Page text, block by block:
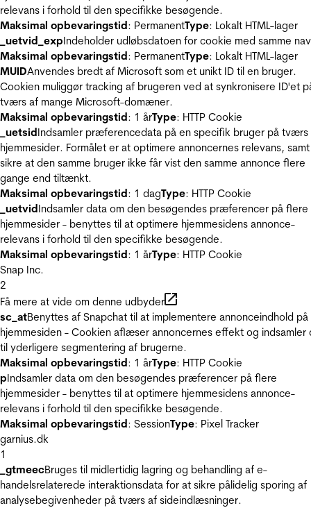
relevans i forhold til den specifikke besøgende.
Maksimal opbevaringstid: PermanentType: Lokalt HTML-lager
_uetvid_expIndeholder udløbsdatoen for cookie med samme
Maksimal opbevaringstid: PermanentType: Lokalt HTML-lager
MUIDAnvendes bredt af Microsoft som et unikt ID til en bruger.
Cookien muliggør tracking af brugeren ved at synkronisere ID'et
tværs af mange Microsoft-domæner.
Maksimal opbevaringstid: 1 årType: HTTP Cookie
_uetsidIndsamler præferencedata på en specifik bruger på tværs
hjemmesider. Formålet er at optimere annoncernes relevans, samt
sikre at den samme bruger ikke får vist den samme annonce flere
gange end tiltænkt.
Maksimal opbevaringstid: 1 dagType: HTTP Cookie
_uetvidIndsamler data om den besøgendes præferencer på flere
hjemmesider - benyttes til at optimere hjemmesidens annonce-
relevans i forhold til den specifikke besøgende.
Maksimal opbevaringstid: 1 årType: HTTP Cookie
Snap Inc.
2
Få mere at vide om denne udbyder
sc_atBenyttes af Snapchat til at implementere annonceindhold på
hjemmesiden - Cookien aflæser annoncernes effekt og indsamler
til yderligere segmentering af brugerne.
Maksimal opbevaringstid: 1 årType: HTTP Cookie
pIndsamler data om den besøgendes præferencer på flere
hjemmesider - benyttes til at optimere hjemmesidens annonce-
relevans i forhold til den specifikke besøgende.
Maksimal opbevaringstid: SessionType: Pixel Tracker
garnius.dk
1
_gtmeecBruges til midlertidig lagring og behandling af e-
handelsrelaterede interaktionsdata for at sikre pålidelig sporing af
analysebegivenheder på tværs af sideindlæsninger.